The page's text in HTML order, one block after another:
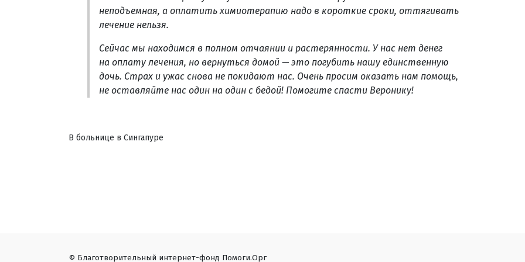
неподъемная, а оплатить химиотерапию надо в короткие сроки, оттягивать
лечение нельзя.
Сейчас мы находимся в полном отчаянии и растерянности. У нас нет денег
на оплату лечения, но вернуться домой — это погубить нашу единственную
дочь. Страх и ужас снова не покидают нас. Очень просим оказать нам помощь,
не оставляйте нас один на один с бедой! Помогите спасти Веронику!
В больнице в Сингапуре
© Благотворительный интернет-фонд Помоги.Орг